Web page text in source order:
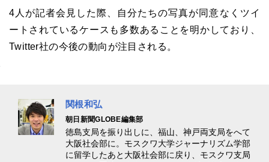
4人が記者会見した際、自分たちの写真が同意なくツイ
ートされているケースも多数あることを明かしており、
Twitter社の今後の動向が注目される。
関根和弘
朝日新聞GLOBE編集部
徳島支局を振り出しに、福山、神戸両支局をへて
大阪社会部に。モスクワ大学ジャーナリズム学部
に留学したあと大阪社会部に戻り、モスクワ支局